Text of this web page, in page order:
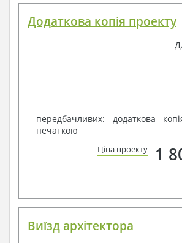
Додаткова копія проекту
передбачливих: додаткова
печаткою
Ціна проекту 1
Виїзд архітектора